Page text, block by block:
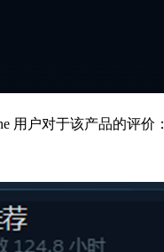
用户对于该产品的评价：